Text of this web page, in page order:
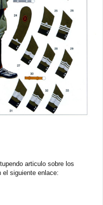
articulo sobre los
el siguiente enlace: